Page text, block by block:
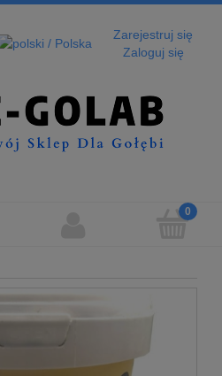
Zarejestruj się
Zaloguj się